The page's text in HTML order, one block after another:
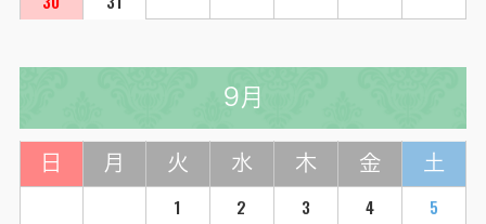
9月
日 月 火 水 木 金 土
1 2 3 4
5